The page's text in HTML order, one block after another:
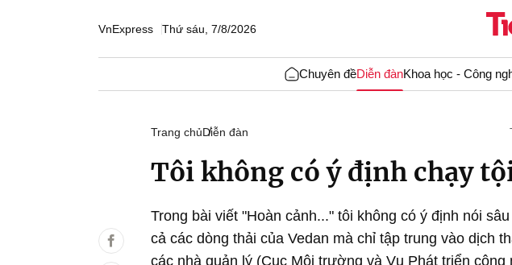
VnExpress Thứ sáu, 7/8/2026
Chuyên đềDiễn đànKhoa học - Công
Trang chủDiễn đàn
Tôi không có ý định chạy
Trong bài viết "Hoàn cảnh..." tôi không có ý định nói
cả các dòng thải của Vedan mà chỉ tập trung vào dịch
các nhà quản lý (Cục Môi trường và Vụ Phát triển công